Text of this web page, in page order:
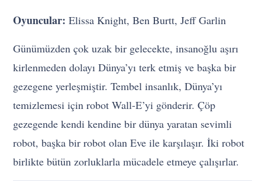
Oyuncular: Elissa Knight, Ben Burtt, Jeff Garlin
Günümüzden çok uzak bir gelecekte, insanoğlu aşırı
kirlenmeden dolayı Dünya’yı terk etmiş ve başka bir
gezegene yerleşmiştir. Tembel insanlık, Dünya’yı
temizlemesi için robot Wall-E’yi gönderir. Çöp
gezegende kendi kendine bir dünya yaratan sevimli
robot, başka bir robot olan Eve ile karşılaşır. İki robot
birlikte bütün zorluklarla mücadele etmeye çalışırlar.